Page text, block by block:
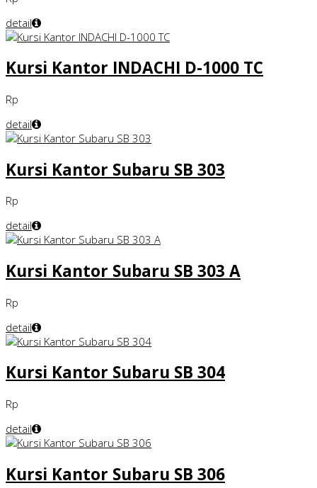
detail
Kursi Kantor INDACHI D-1000 TC
Rp
detail
Kursi Kantor Subaru SB 303
Rp
detail
Kursi Kantor Subaru SB 303 A
Rp
detail
Kursi Kantor Subaru SB 304
Rp
detail
Kursi Kantor Subaru SB 306